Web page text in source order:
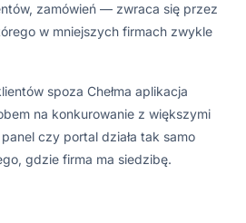
zamówień — zwraca się przez
w mniejszych firmach zwykle
spoza Chełma aplikacja
na konkurowanie z większymi
czy portal działa tak samo
gdzie firma ma siedzibę.